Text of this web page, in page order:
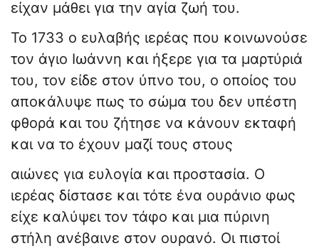
είχαν μάθει για την αγία ζωή του.
Το 1733 ο ευλαβής ιερέας που κοινωνούσε
τον άγιο Ιωάννη και ήξερε για τα μαρτύριά
του, τον είδε στον ύπνο του, ο οποίος του
αποκάλυψε πως το σώμα του δεν υπέστη
φθορά και του ζήτησε να κάνουν εκταφή
και να το έχουν μαζί τους στους
αιώνες για ευλογία και προστασία. Ο
ιερέας δίστασε και τότε ένα ουράνιο φως
είχε καλύψει τον τάφο και μια πύρινη
στήλη ανέβαινε στον ουρανό. Οι πιστοί